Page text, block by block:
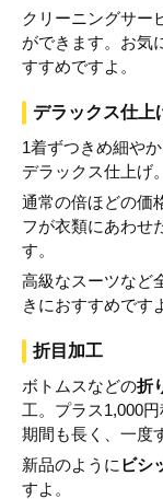
クリーニングサー
ができます。お気
すすめですよ。
デラックス仕上
1着ずつきめ細やか
デラックス仕上げ。
通常の倍ほどの価
フが衣類にあわせ
す。
高級なスーツなど
きにおすすめです
折目加工
ボトムスなどの折
工。プラス1,000
期間も長く、一度
新品のように ビシ
すよ。